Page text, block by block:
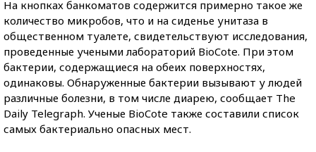
На кнопках банкоматов содержится примерно такое же
количество микробов, что и на сиденье унитаза в
общественном туалете, свидетельствуют исследования,
проведенные учеными лабораторий BioCote. При этом
бактерии, содержащиеся на обеих поверхностях,
одинаковы. Обнаруженные бактерии вызывают у людей
различные болезни, в том числе диарею, сообщает The
Daily Telegraph. Ученые BioCote также составили список
самых бактериально опасных мест.